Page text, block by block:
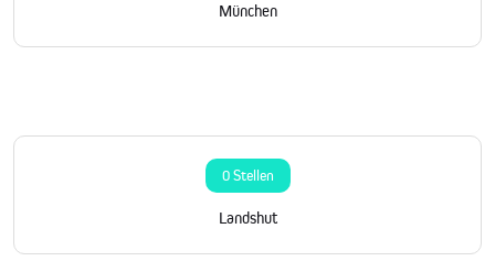
München
0 Stellen
Landshut